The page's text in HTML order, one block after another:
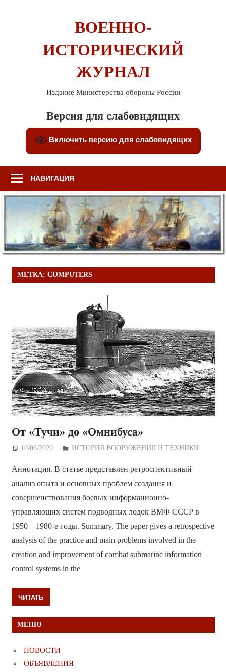
ВОЕННО-
ИСТОРИЧЕСКИЙ
ЖУРНАЛ
Издание Министерства обороны России
Версия для слабовидящих
Включить версию для слабовидящих
НАВИГАЦИЯ
МЕТКА: COMPUTERS
От «Тучи» до «Омнибуса»
10/06/2020 Дежурный по Редакции
ИСТОРИЯ ВООРУЖЕНИЯ И ТЕХНИКИ
Аннотация. В статье представлен ретроспективный
анализ опыта и основных проблем создания и
совершенствования боевых информационно-
управляющих систем подводных лодок ВМФ СССР в
1950—1980-е годы. Summary. The paper gives a retrospective
analysis of the practice and main problems involved in the
creation and improvement of combat submarine information
control systems in the
ЧИТАТЬ
МЕНЮ
НОВОСТИ
ОБЪЯВЛЕНИЯ